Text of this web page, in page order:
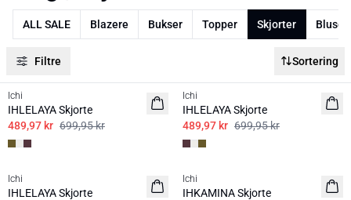
ALL SALE Blazere Bukser Topper Skjorter Bluser
Filtre Sortering
SALE | 30%
Ichi
IHLELAYA Skjorte
489,97 kr 699,95 kr
Ichi
IHLELAYA Skjorte
489,97 kr 699,95 kr
SALE | 30%
Ichi
IHLELAYA Skjorte
SALE | 30%
Ichi
IHKAMINA Skjorte